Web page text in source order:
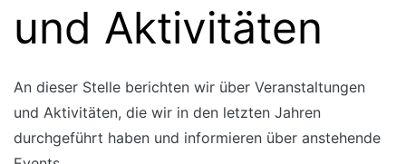
und Aktivitäten
An dieser Stelle berichten wir über Veranstaltungen
und Aktivitäten, die wir in den letzten Jahren
durchgeführt haben und informieren über anstehende